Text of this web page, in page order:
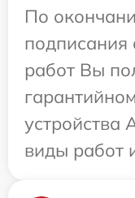
По
работ Вы
устройства
виды работ